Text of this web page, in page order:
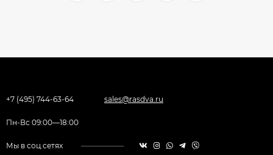
+7 (495) 744-63-64 sales@rasdva.ru
Пн-Вс 09:00—18:00
Мы в соц.сетях